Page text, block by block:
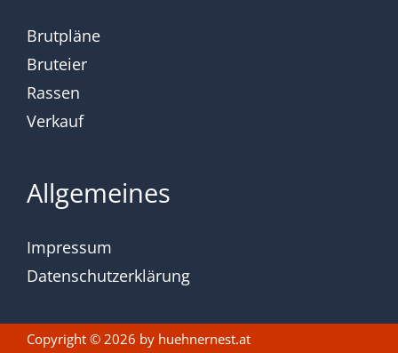
Brutpläne
Bruteier
Rassen
Verkauf
Allgemeines
Impressum
Datenschutzerklärung
Copyright © 2026 by huehnernest.at